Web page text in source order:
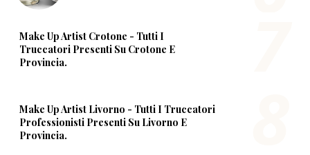
Make Up Artist Crotone - Tutti I
Truccatori Presenti Su Crotone E
Provincia.
Make Up Artist Livorno - Tutti I Truccatori
Professionisti Presenti Su Livorno E
Provincia.